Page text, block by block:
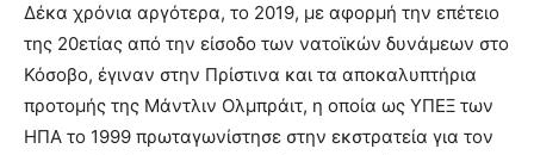
Δέκα χρόνια αργότερα, το 2019, με αφορμή την επέτειο
της 20ετίας από την είσοδο των νατοϊκών δυνάμεων στο
Κόσοβο, έγιναν στην Πρίστινα και τα αποκαλυπτήρια
προτομής της Μάντλιν Ολμπράιτ, η οποία ως ΥΠΕΞ των
ΗΠΑ το 1999 πρωταγωνίστησε στην εκστρατεία για τον